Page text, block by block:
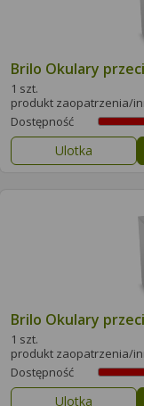
Brilo Okulary
1 szt.
produkt zaopatrzenia/
Dostępność
Ulotka
Brilo Okulary
1 szt.
produkt zaopatrzenia/
Dostępność
Ulotka